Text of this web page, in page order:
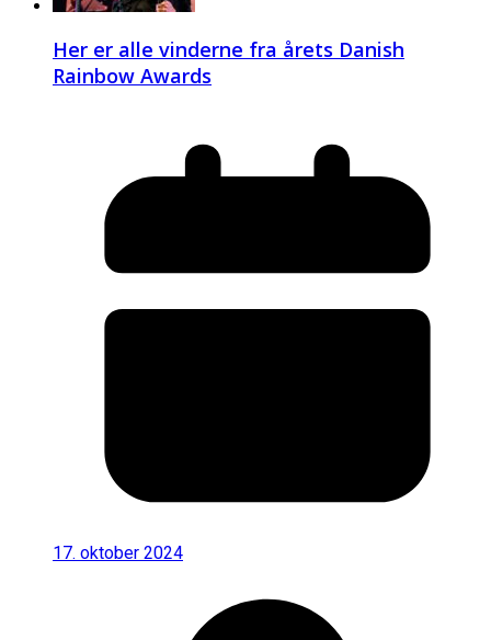
Her er alle vinderne fra årets Danish
Rainbow Awards
17. oktober 2024